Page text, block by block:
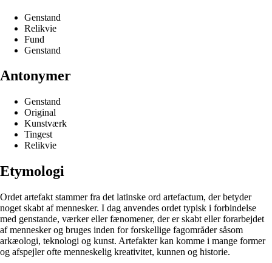
Genstand
Relikvie
Fund
Genstand
Antonymer
Genstand
Original
Kunstværk
Tingest
Relikvie
Etymologi
Ordet artefakt stammer fra det latinske ord artefactum, der betyder
noget skabt af mennesker. I dag anvendes ordet typisk i forbindelse
med genstande, værker eller fænomener, der er skabt eller forarbejdet
af mennesker og bruges inden for forskellige fagområder såsom
arkæologi, teknologi og kunst. Artefakter kan komme i mange former
og afspejler ofte menneskelig kreativitet, kunnen og historie.